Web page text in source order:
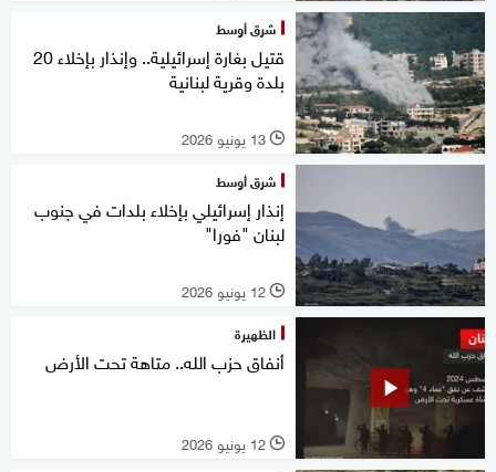
شرق أوسط
قتيل بغارة إسرائيلية.. وإنذار بإخلاء 20
بلدة وقرية لبنانية
l 13 يونيو 2026
شرق أوسط
إنذار إسرائيلي بإخلاء بلدات في جنوب
لبنان "فورا"
l 12 يونيو 2026
الظهيرة
أنفاق حزب الله.. متاهة تحت الأرض
l 12 يونيو 2026